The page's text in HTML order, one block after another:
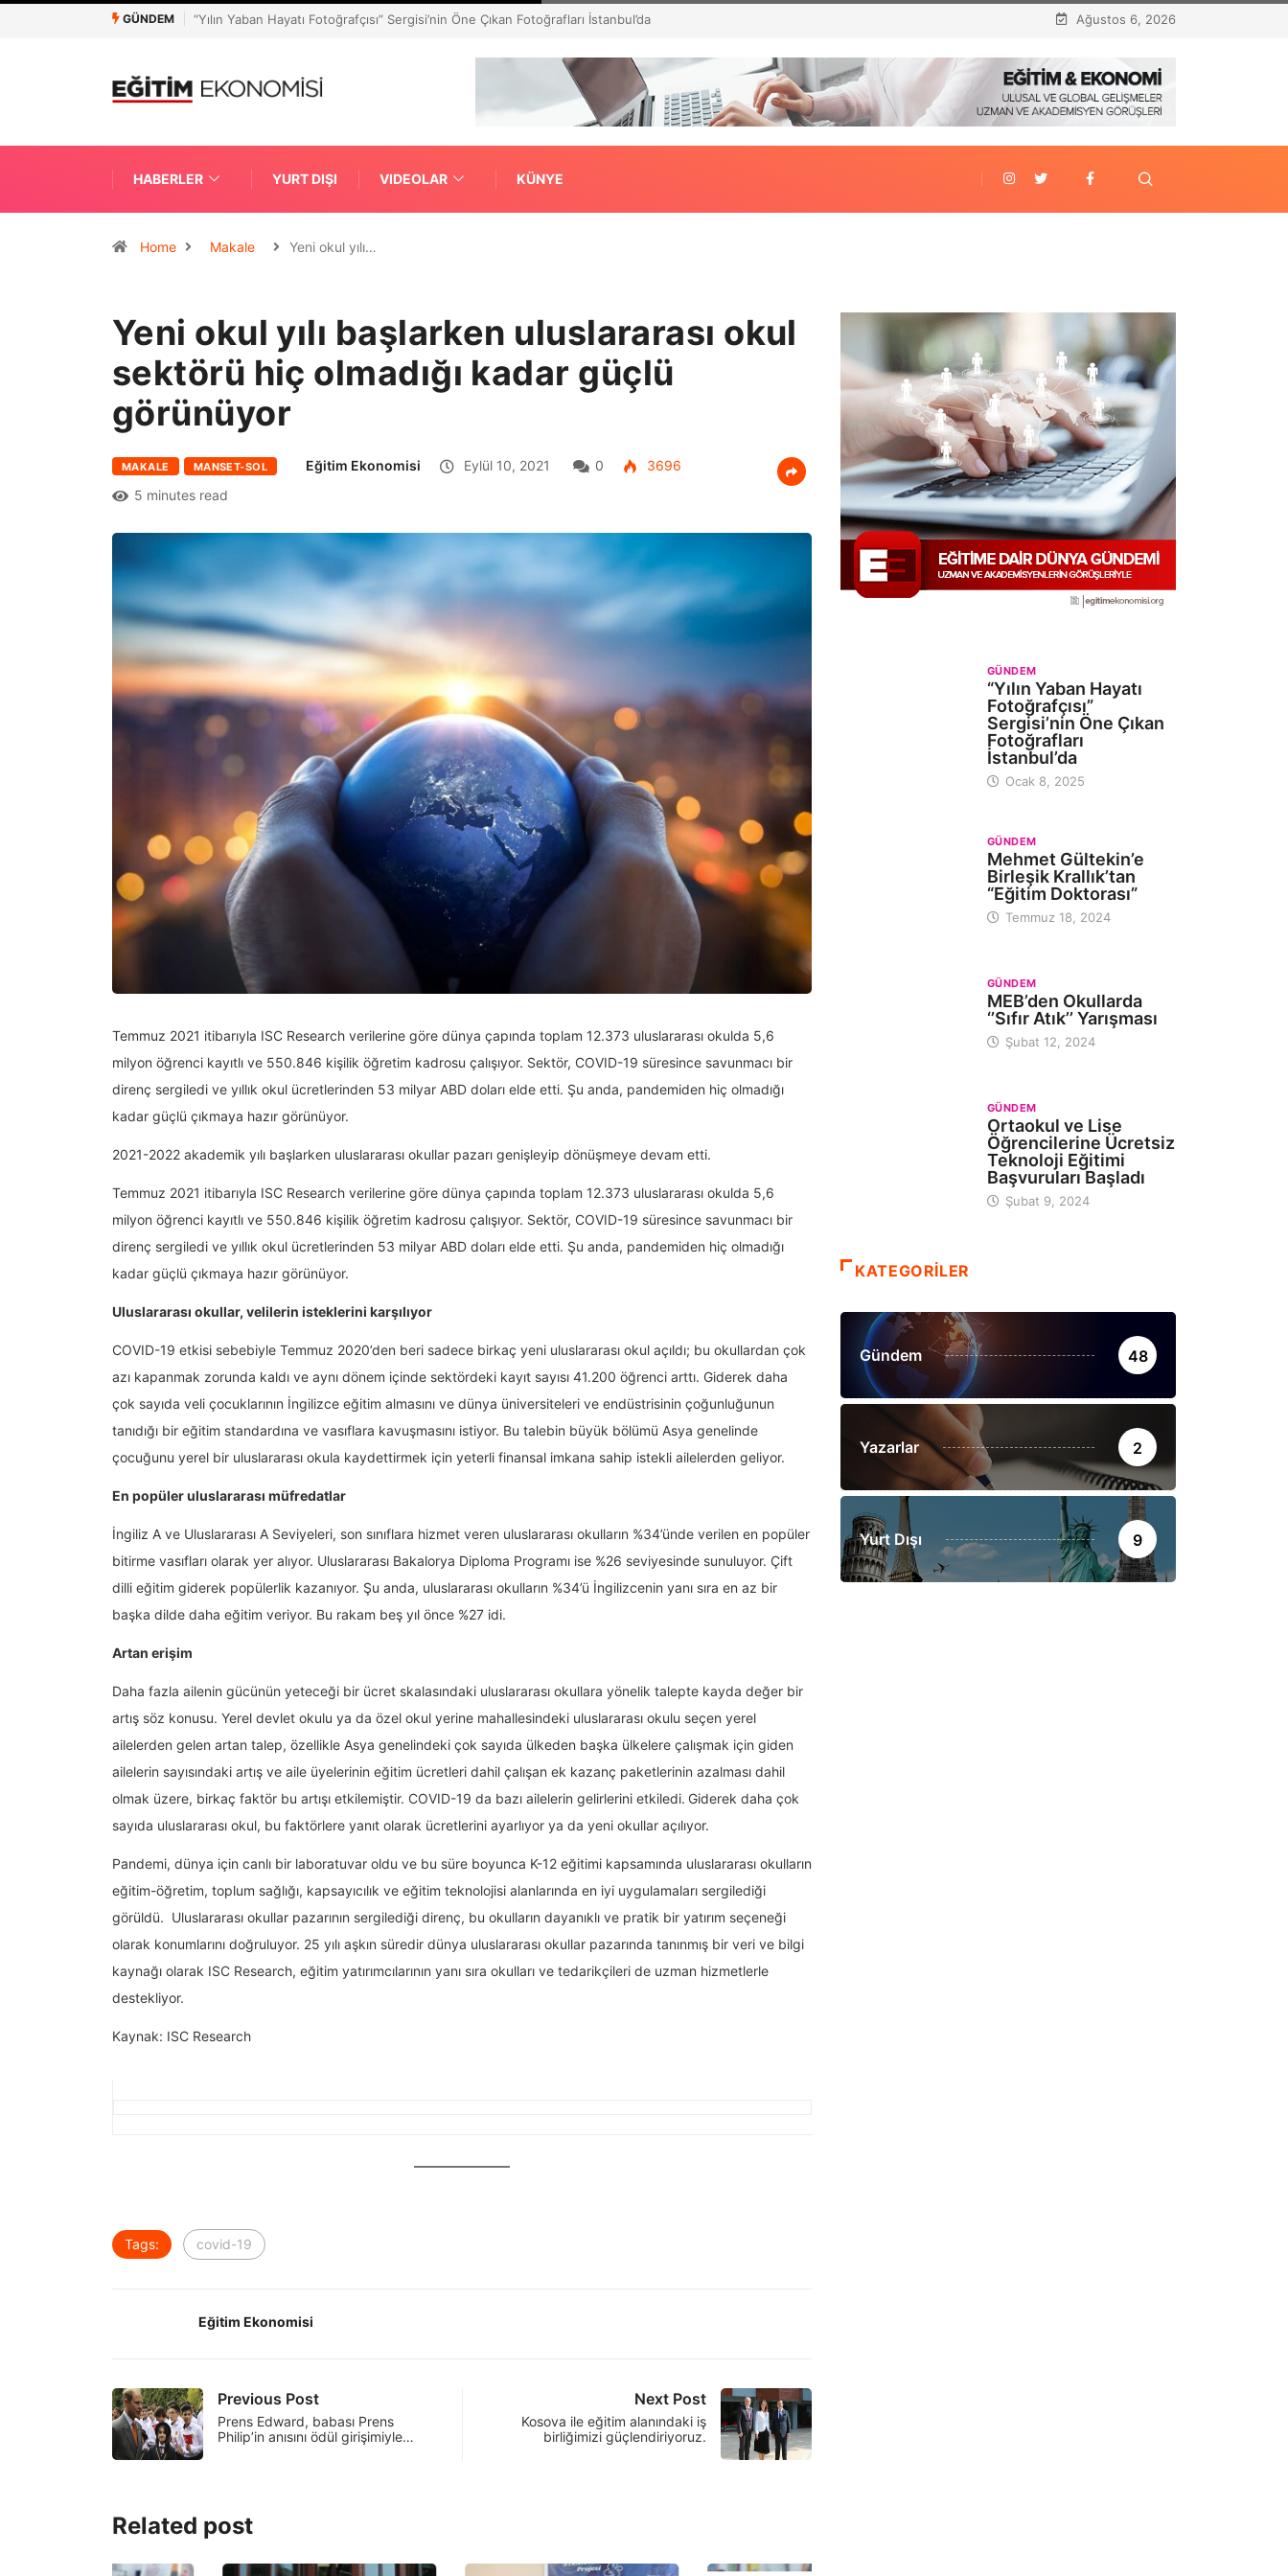
GÜNDEM Mehmet Gültekin’e Birleşik Krallık’tan “Eğitim Doktorası” Ağustos 6, 2026
HABERLER YURT DIŞI VIDEOLAR KÜNYE
Home Makale Yeni okul yılı…
Yeni okul yılı başlarken uluslararası okul
sektörü hiç olmadığı kadar güçlü
görünüyor
MAKALE MANSET-SOL Eğitim Ekonomisi Eylül 10, 2021 0
3696
5 minutes read
Temmuz 2021 itibarıyla ISC Research verilerine göre dünya çapında toplam 12.373 uluslararası okulda 5,6
milyon öğrenci kayıtlı ve 550.846 kişilik öğretim kadrosu çalışıyor. Sektör, COVID-19 süresince savunmacı bir
direnç sergiledi ve yıllık okul ücretlerinden 53 milyar ABD doları elde etti. Şu anda, pandemiden hiç olmadığı
kadar güçlü çıkmaya hazır görünüyor.
2021-2022 akademik yılı başlarken uluslararası okullar pazarı genişleyip dönüşmeye devam etti.
Temmuz 2021 itibarıyla ISC Research verilerine göre dünya çapında toplam 12.373 uluslararası okulda 5,6
milyon öğrenci kayıtlı ve 550.846 kişilik öğretim kadrosu çalışıyor. Sektör, COVID-19 süresince savunmacı bir
direnç sergiledi ve yıllık okul ücretlerinden 53 milyar ABD doları elde etti. Şu anda, pandemiden hiç olmadığı
kadar güçlü çıkmaya hazır görünüyor.
Uluslararası okullar, velilerin isteklerini karşılıyor
COVID-19 etkisi sebebiyle Temmuz 2020’den beri sadece birkaç yeni uluslararası okul açıldı; bu okullardan çok
azı kapanmak zorunda kaldı ve aynı dönem içinde sektördeki kayıt sayısı 41.200 öğrenci arttı. Giderek daha
çok sayıda veli çocuklarının İngilizce eğitim almasını ve dünya üniversiteleri ve endüstrisinin çoğunluğunun
tanıdığı bir eğitim standardına ve vasıflara kavuşmasını istiyor. Bu talebin büyük bölümü Asya genelinde
çocuğunu yerel bir uluslararası okula kaydettirmek için yeterli finansal imkana sahip istekli ailelerden geliyor.
En popüler uluslararası müfredatlar
İngiliz A ve Uluslararası A Seviyeleri, son sınıflara hizmet veren uluslararası okulların %34’ünde verilen en popüler
bitirme vasıfları olarak yer alıyor. Uluslararası Bakalorya Diploma Programı ise %26 seviyesinde sunuluyor. Çift
dilli eğitim giderek popülerlik kazanıyor. Şu anda, uluslararası okulların %34’ü İngilizcenin yanı sıra en az bir
başka dilde daha eğitim veriyor. Bu rakam beş yıl önce %27 idi.
Artan erişim
Daha fazla ailenin gücünün yeteceği bir ücret skalasındaki uluslararası okullara yönelik talepte kayda değer bir
artış söz konusu. Yerel devlet okulu ya da özel okul yerine mahallesindeki uluslararası okulu seçen yerel
ailelerden gelen artan talep, özellikle Asya genelindeki çok sayıda ülkeden başka ülkelere çalışmak için giden
ailelerin sayısındaki artış ve aile üyelerinin eğitim ücretleri dahil çalışan ek kazanç paketlerinin azalması dahil
olmak üzere, birkaç faktör bu artışı etkilemiştir. COVID-19 da bazı ailelerin gelirlerini etkiledi. Giderek daha çok
sayıda uluslararası okul, bu faktörlere yanıt olarak ücretlerini ayarlıyor ya da yeni okullar açılıyor.
Pandemi, dünya için canlı bir laboratuvar oldu ve bu süre boyunca K-12 eğitimi kapsamında uluslararası okulların
eğitim-öğretim, toplum sağlığı, kapsayıcılık ve eğitim teknolojisi alanlarında en iyi uygulamaları sergilediği
görüldü. Uluslararası okullar pazarının sergilediği direnç, bu okulların dayanıklı ve pratik bir yatırım seçeneği
olarak konumlarını doğruluyor. 25 yılı aşkın süredir dünya uluslararası okullar pazarında tanınmış bir veri ve bilgi
kaynağı olarak ISC Research, eğitim yatırımcılarının yanı sıra okulları ve tedarikçileri de uzman hizmetlerle
destekliyor.
Kaynak: ISC Research
Tags: covid-19
Eğitim Ekonomisi
Previous Post
Prens Edward, babası Prens
Philip’in anısını ödül girişimiyle…
Next Post
Kosova ile eğitim alanındaki iş
birliğimizi güçlendiriyoruz.
Related post
GÜNDEM
“Yılın Yaban Hayatı
Fotoğrafçısı”
Sergisi’nin Öne Çıkan
Fotoğrafları
İstanbul’da
Ocak 8, 2025
GÜNDEM
Mehmet Gültekin’e
Birleşik Krallık’tan
“Eğitim Doktorası”
Temmuz 18, 2024
GÜNDEM
MEB’den Okullarda
‘’Sıfır Atık’’ Yarışması
Şubat 12, 2024
GÜNDEM
Ortaokul ve Lise
Öğrencilerine Ücretsiz
Teknoloji Eğitimi
Başvuruları Başladı
Şubat 9, 2024
KATEGORİLER
Gündem 48
Yazarlar 2
Yurt Dışı 9